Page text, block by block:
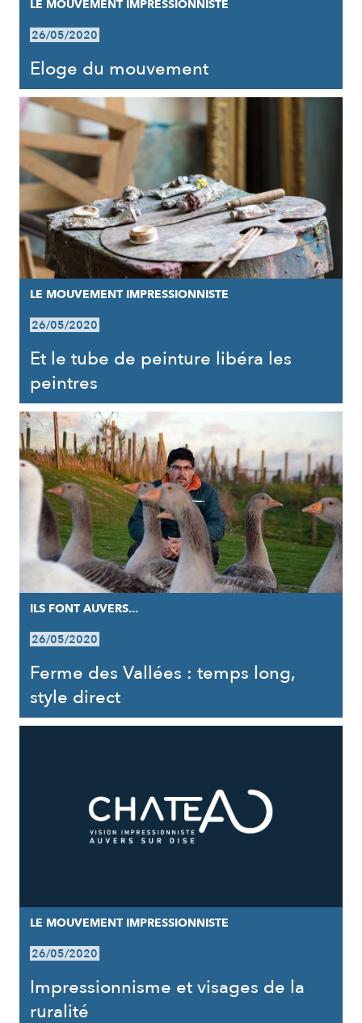
LE MOUVEMENT IMPRESSIONNISTE
26/05/2020
Eloge du mouvement
LE MOUVEMENT IMPRESSIONNISTE
26/05/2020
Et le tube de peinture libéra les
peintres
ILS FONT AUVERS...
26/05/2020
Ferme des Vallées : temps long,
style direct
LE MOUVEMENT IMPRESSIONNISTE
26/05/2020
Impressionnisme et visages de la
ruralité